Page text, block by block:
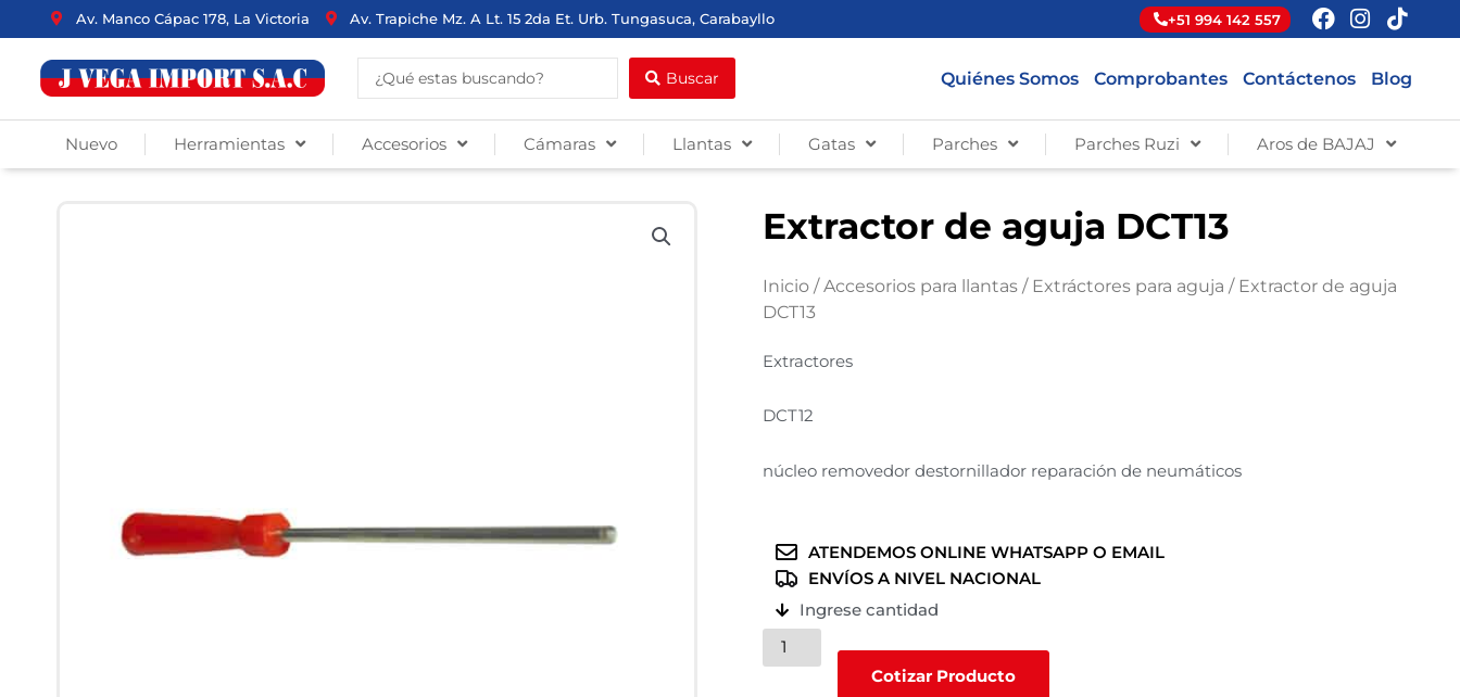
al
contenido
Av. Manco Cápac 178, La Victoria Av. Trapiche Mz. A Lt. 15 2da Et. Urb. Tungasuca, Carabayllo +51 994 142 557
Search
...
Buscar Quiénes Somos Comprobantes Contáctenos Blog
Nuevo Herramientas Accesorios Cámaras Llantas Gatas Parches Parches Ruzi Aros de BAJAJ
Extractor de aguja DCT13
Inicio /Accesorios para llantas / Extráctores para aguja / Extractor de aguja
DCT13
Extractores
DCT12
núcleo removedor destornillador reparación de neumáticos
ATENDEMOS ONLINE WHATSAPP O EMAIL
ENVÍOS A NIVEL NACIONAL
Ingrese cantidad
Extractor
de
Cotizar Producto